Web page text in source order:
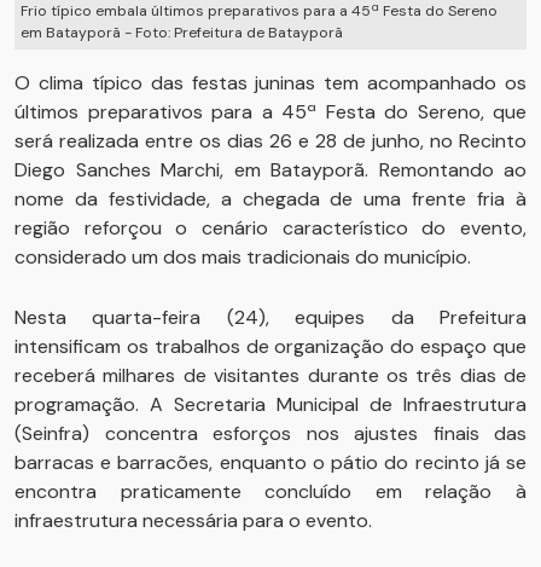
Frio típico embala últimos preparativos para a 45ª Festa do Sereno
em Batayporã - Foto: Prefeitura de Batayporã
O clima típico das festas juninas tem acompanhado os
últimos preparativos para a 45ª Festa do Sereno, que
será realizada entre os dias 26 e 28 de junho, no Recinto
Diego Sanches Marchi, em Batayporã. Remontando ao
nome da festividade, a chegada de uma frente fria à
região reforçou o cenário característico do evento,
considerado um dos mais tradicionais do município.
Nesta quarta-feira (24), equipes da Prefeitura
intensificam os trabalhos de organização do espaço que
receberá milhares de visitantes durante os três dias de
programação. A Secretaria Municipal de Infraestrutura
(Seinfra) concentra esforços nos ajustes finais das
barracas e barracões, enquanto o pátio do recinto já se
encontra praticamente concluído em relação à
infraestrutura necessária para o evento.